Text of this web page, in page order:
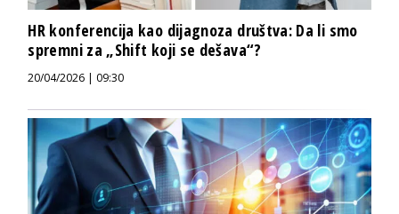
HR konferencija kao dijagnoza društva: Da li smo
spremni za „Shift koji se dešava“?
20/04/2026 | 09:30